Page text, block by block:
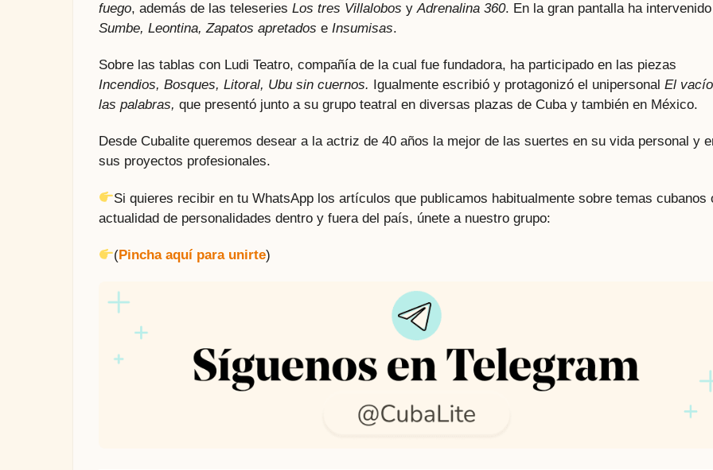
fuego, además de las teleseries Los tres Villalobos yAdrenalina 360. En la gran pantalla ha
Sumbe, Leontina, Zapatos apretados e Insumisas.
Sobre las tablas con Ludi Teatro, compañía de la cual fue fundadora, ha participado en las piezas
Incendios, Bosques, Litoral, Ubu sin cuernos.
Igualmente escribió y protagonizó el unipersonal El
las palabras, que presentó junto a su grupo teatral en diversas plazas de Cuba y también en México.
Desde Cubalite queremos desear a la actriz de 40 años la mejor de las suertes en su vida personal y
sus proyectos profesionales.
Si quieres recibir en tu WhatsApp los artículos que publicamos habitualmente sobre temas cubanos
actualidad de personalidades dentro y fuera del país, únete a nuestro grupo:
(Pincha aquí para unirte)